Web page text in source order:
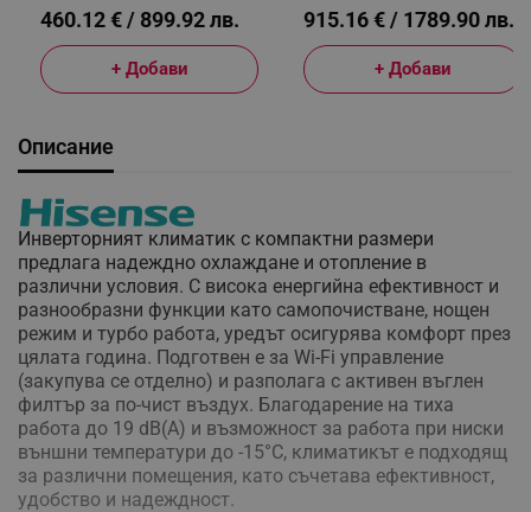
460.12 € / 899.92 лв.
+ Добави
915.16 € / 1789.90 лв.
+ Добави
Описание
Инверторният климатик с компактни размери
предлага надеждно охлаждане и отопление в
различни условия. С висока енергийна ефективност и
разнообразни функции като самопочистване, нощен
режим и турбо работа, уредът осигурява комфорт през
цялата година. Подготвен е за Wi-Fi управление
(закупува се отделно) и разполага с активен въглен
филтър за по-чист въздух. Благодарение на тиха
работа до 19 dB(A) и възможност за работа при ниски
външни температури до -15°C, климатикът е подходящ
за различни помещения, като съчетава ефективност,
удобство и надеждност.